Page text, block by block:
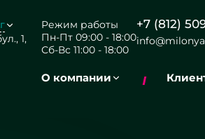
1,
Режим работы
Пн-Пт 09:00 - 18:00
Сб-Вс 11:00 - 18:00
+7 (812)
О компании